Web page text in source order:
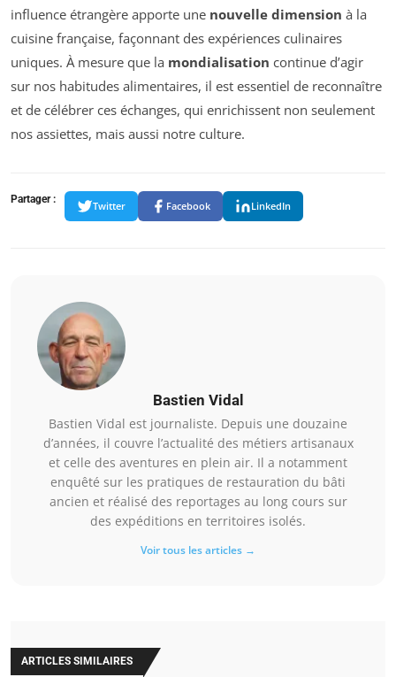
influence étrangère apporte une nouvelle dimension à la
cuisine française, façonnant des expériences culinaires
uniques. À mesure que la mondialisation continue d’agir
sur nos habitudes alimentaires, il est essentiel de reconnaître
et de célébrer ces échanges, qui enrichissent non seulement
nos assiettes, mais aussi notre culture.
Partager :
Twitter Facebook LinkedIn
Bastien Vidal
Bastien Vidal est journaliste. Depuis une douzaine
d’années, il couvre l’actualité des métiers artisanaux
et celle des aventures en plein air. Il a notamment
enquêté sur les pratiques de restauration du bâti
ancien et réalisé des reportages au long cours sur
des expéditions en territoires isolés.
Voir tous les articles →
ARTICLES SIMILAIRES